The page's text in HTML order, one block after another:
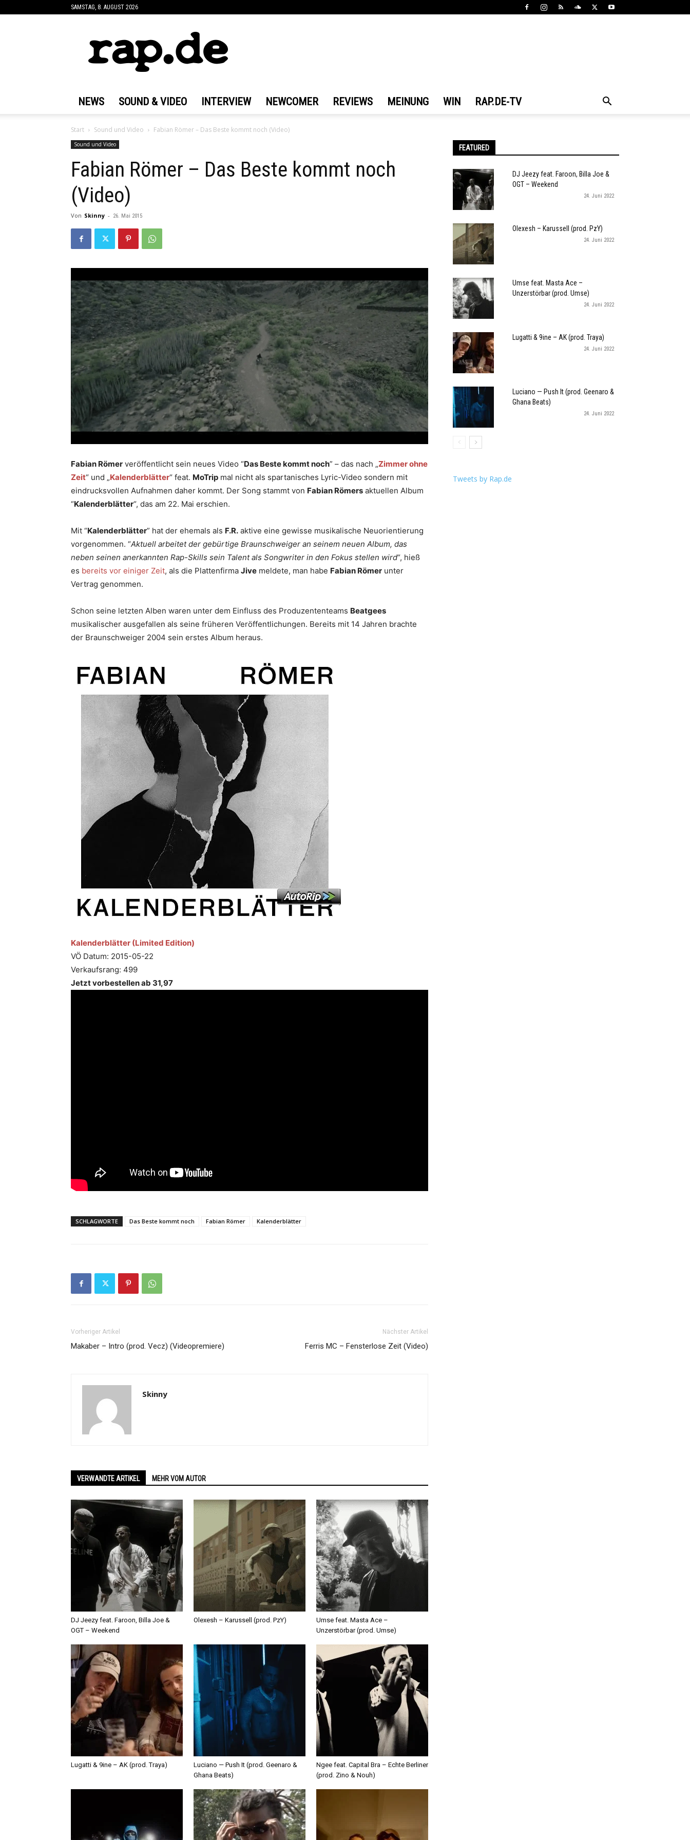
SAMSTAG, 8. AUGUST 2026
NEWS SOUND & VIDEO INTERVIEW NEWCOMER REVIEWS MEINUNG WIN RAP.DE-TV
Start Sound und Video Fabian Römer – Das Beste kommt noch (Video)
Sound und Video
Fabian Römer – Das Beste kommt noch
(Video)
Von Skinny - 26. Mai 2015
Fabian Römer veröffentlicht sein neues Video “Das Beste kommt noch” – das nach „Zimmer ohne
Zeit“ und „Kalenderblätter“ feat. MoTrip mal nicht als spartanisches Lyric-Video sondern mit
eindrucksvollen Aufnahmen daher kommt. Der Song stammt von Fabian Römers aktuellen Album
“Kalenderblätter“, das am 22. Mai erschien.
Mit “Kalenderblätter” hat der ehemals als F.R. aktive eine gewisse musikalische Neuorientierung
vorgenommen. “Aktuell arbeitet der gebürtige Braunschweiger an seinem neuen Album, das
neben seinen anerkannten Rap-Skills sein Talent als Songwriter in den Fokus stellen wird“, hieß
es bereits vor einiger Zeit, als die Plattenfirma Jive meldete, man habe Fabian Römer unter
Vertrag genommen.
Schon seine letzten Alben waren unter dem Einfluss des Produzententeams Beatgees
musikalischer ausgefallen als seine früheren Veröffentlichungen. Bereits mit 14 Jahren brachte
der Braunschweiger 2004 sein erstes Album heraus.
Kalenderblätter (Limited Edition)
VÖ Datum: 2015-05-22
Verkaufsrang: 499
Jetzt vorbestellen ab 31,97
SCHLAGWORTE Das Beste kommt noch Fabian Römer Kalenderblätter
Vorheriger Artikel
Makaber – Intro (prod. Vecz) (Videopremiere)
Nächster Artikel
Ferris MC – Fensterlose Zeit (Video)
Skinny
VERWANDTE ARTIKEL MEHR VOM AUTOR
DJ Jeezy feat. Faroon, Billa Joe &
OGT – Weekend
Olexesh – Karussell (prod. PzY)
Umse feat. Masta Ace –
Unzerstörbar (prod. Umse)
Lugatti & 9ine – AK (prod. Traya)
Luciano — Push It (prod. Geenaro &
Ghana Beats)
Ngee feat. Capital Bra – Echte Berliner
(prod. Zino & Nouh)
FEATURED
DJ Jeezy feat. Faroon, Billa Joe &
OGT – Weekend
24. Juni 2022
Olexesh – Karussell (prod. PzY)
24. Juni 2022
Umse feat. Masta Ace –
Unzerstörbar (prod. Umse)
24. Juni 2022
Lugatti & 9ine – AK (prod. Traya)
24. Juni 2022
Luciano — Push It (prod. Geenaro &
Ghana Beats)
24. Juni 2022
Tweets by Rap.de